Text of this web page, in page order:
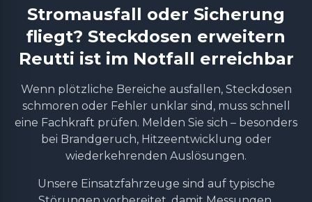
Stromausfall oder Sicherung
fliegt? Steckdosen erweitern
Reutti ist im Notfall erreichbar
Wenn plötzliche Bereiche ausfallen, Steckdosen
schmoren oder Fehler unklar sind, muss schnell
eine Fachkraft prüfen. Melden Sie sich – besonders
bei Brandgeruch, Hitzeentwicklung oder
wiederkehrenden Auslösungen.
Unsere Einsatzfahrzeuge sind auf typische